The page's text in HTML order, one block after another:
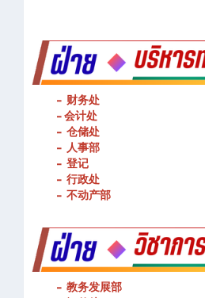
- 财务处
- 会计处
- 仓储处
- 人事部
- 登记
- 行政处